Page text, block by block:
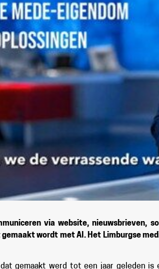
via website, nieuwsbrieven,
gemaakt wordt met AI. Het Limburgse
gemaakt werd tot een jaar geleden